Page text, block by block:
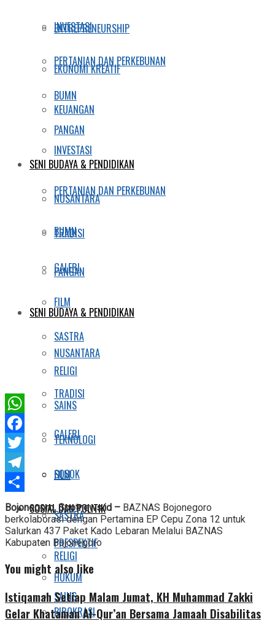
INVESTASI
PERTANIAN DAN PERKEBUNAN
BUMN
PANGAN
SENI BUDAYA & PENDIDIKAN
NUSANTARA
TRADISI
GALERI
FILM
SASTRA
RELIGI
SAINS
TEKNOLOGI
SOSOK
SOSIAL DAN POLITIK
PRESPEKTIF
HUKUM
BIROKRASI
ENTREPRENEURSHIP
EKONOMI KREATIF
KEUANGAN
INVESTASI
PERTANIAN DAN PERKEBUNAN
BUMN
PANGAN
SENI BUDAYA & PENDIDIKAN
NUSANTARA
TRADISI
GALERI
FILM
SASTRA
RELIGI
SAINS
WhatsApp
Facebook
Twitter
Telegram
Share
Bojonegoro, Spotnews.id – BAZNAS Bojonegoro
berkolaborasi dengan Pertamina EP Cepu Zona 12 untuk
Salurkan 437 Paket Kado Lebaran Melalui BAZNAS
Kabupaten Bojonegoro
You might also like
Istiqamah Setiap Malam Jumat, KH Muhammad Zakki
Gelar Khataman Al-Qur’an Bersama Jamaah Disabilitas